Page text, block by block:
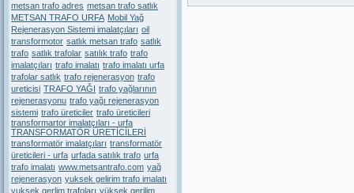
metsan trafo adres metsan trafo satlık
METSAN TRAFO URFA Mobil Yağ
Rejenerasyon Sistemi imalatçıları oil
transformotor satlık metsan trafo satlık
trafo satlık trafolar satılık trafo trafo
imalatçıları trafo imalatı trafo imalatı urfa
trafolar satlık trafo rejenerasyon trafo
ureticisi TRAFO YAĞI trafo yağlarının
rejenerasyonu trafo yağı rejenerasyon
sistemi trafo üreticiler trafo üreticileri
transformartor imalatçıları - urfa
TRANSFORMATÖR ÜRETİCİLERİ
transformatör imalatçıları transformatör
üreticileri - urfa urfada satılık trafo urfa
trafo imalatı www.metsantrafo.com yağ
rejenerasyon yuksek gelirim trafo imalatı
yuksek gerlim trafoları yüksek gerilim